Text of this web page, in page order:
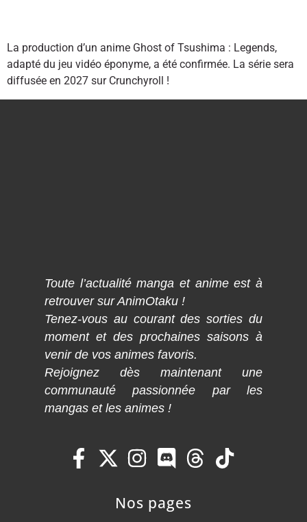
La production d’un anime Ghost of Tsushima : Legends,
adapté du jeu vidéo éponyme, a été confirmée. La série sera
diffusée en 2027 sur Crunchyroll !
Toute l’actualité manga et anime est à
retrouver sur AnimOtaku !
Tenez-vous au courant des sorties du
moment et des prochaines saisons à
venir de vos animes favoris.
Rejoignez dès maintenant une
communauté passionnée par les
mangas et les animes !
Nos pages